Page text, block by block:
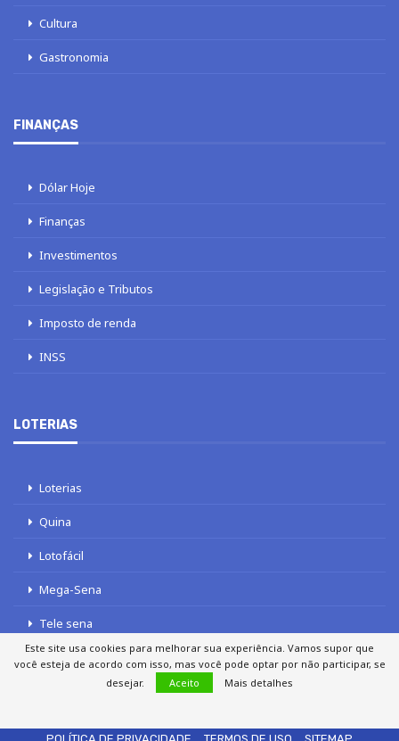
Cultura
Gastronomia
FINANÇAS
Dólar Hoje
Finanças
Investimentos
Legislação e Tributos
Imposto de renda
INSS
LOTERIAS
Loterias
Quina
Lotofácil
Mega-Sena
Tele sena
Este site usa cookies para melhorar sua experiência. Vamos supor que
você esteja de acordo com isso, mas você pode optar por não participar, se
desejar.
Aceito Mais detalhes